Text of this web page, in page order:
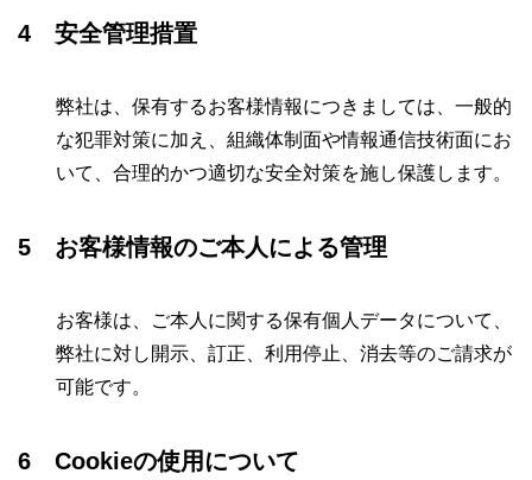
4 安全管理措置
弊社は、保有するお客様情報につきましては、一般的
な犯罪対策に加え、組織体制面や情報通信技術面にお
いて、合理的かつ適切な安全対策を施し保護します。
5 お客様情報のご本人による管理
お客様は、ご本人に関する保有個人データについて、
弊社に対し開示、訂正、利用停止、消去等のご請求が
可能です。
6 Cookieの使用について